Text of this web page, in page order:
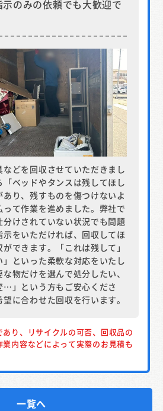
のみの依頼でも大歓迎で
どを回収させていただきまし
ベッドやタンスは残してほし
り、残すものを傷つけないよ
って作業を進めました。弊社で
分けされていない状況でも問題
をいただければ、回収してほ
できます。「これは残して」
」といった柔軟な対応をいたし
物だけを選んで処分したい、
…」という方もご安心くださ
に合わせた回収を行います。
り、リサイクルの可否、回収品の
内容などによって実際のお見積も
一覧へ